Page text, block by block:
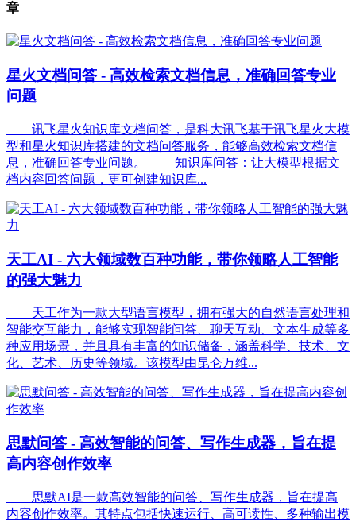
章
星火文档问答 - 高效检索文档信息，准确回答专业
问题
讯飞星火知识库文档问答，是科大讯飞基于讯飞星火大模
型和星火知识库搭建的文档问答服务，能够高效检索文档信
息，准确回答专业问题。 知识库问答：让大模型根据文
档内容回答问题，更可创建知识库...
天工AI - 六大领域数百种功能，带你领略人工智能
的强大魅力
天工作为一款大型语言模型，拥有强大的自然语言处理和
智能交互能力，能够实现智能问答、聊天互动、文本生成等多
种应用场景，并且具有丰富的知识储备，涵盖科学、技术、文
化、艺术、历史等领域。该模型由昆仑万维...
思默问答 - 高效智能的问答、写作生成器，旨在提
高内容创作效率
思默AI是一款高效智能的问答、写作生成器，旨在提高
内容创作效率。其特点包括快速运行、高可读性、多种输出模